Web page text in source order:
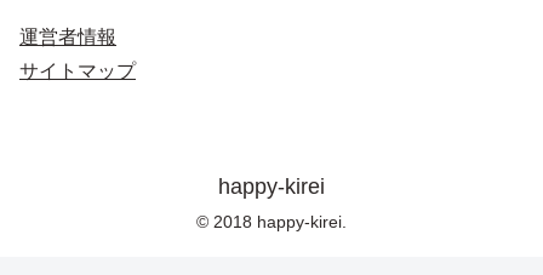
運営者情報
サイトマップ
happy-kirei
© 2018 happy-kirei.